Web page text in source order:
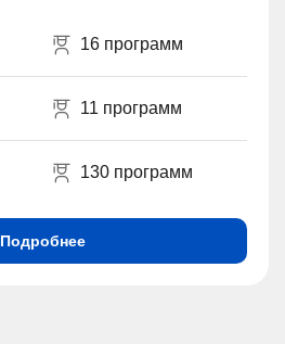
16 программ
11 программ
130 программ
Подробнее